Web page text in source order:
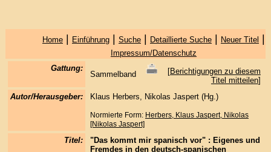
Home| Einführung| Suche| Detaillierte Suche| Neuer Titel |
Impressum/Datenschutz
Gattung:
Sammelband [Berichtigungen zu diesem
Titel mitteilen]
Autor/Herausgeber:
Klaus Herbers, Nikolas Jaspert (Hg.)
Normierte Form: Herbers, Klaus Jaspert, Nikolas
[Nikolas Jaspert]
Titel:
"Das kommt mir spanisch vor" : Eigenes und
Fremdes in den deutsch-spanischen